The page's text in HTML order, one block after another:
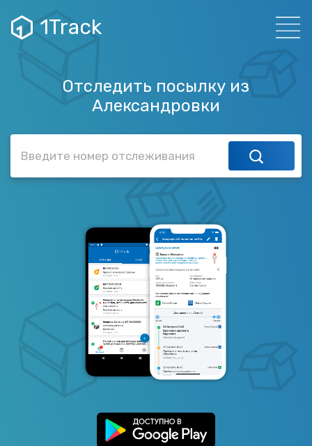
1Track
Отследить посылку из
Александровки